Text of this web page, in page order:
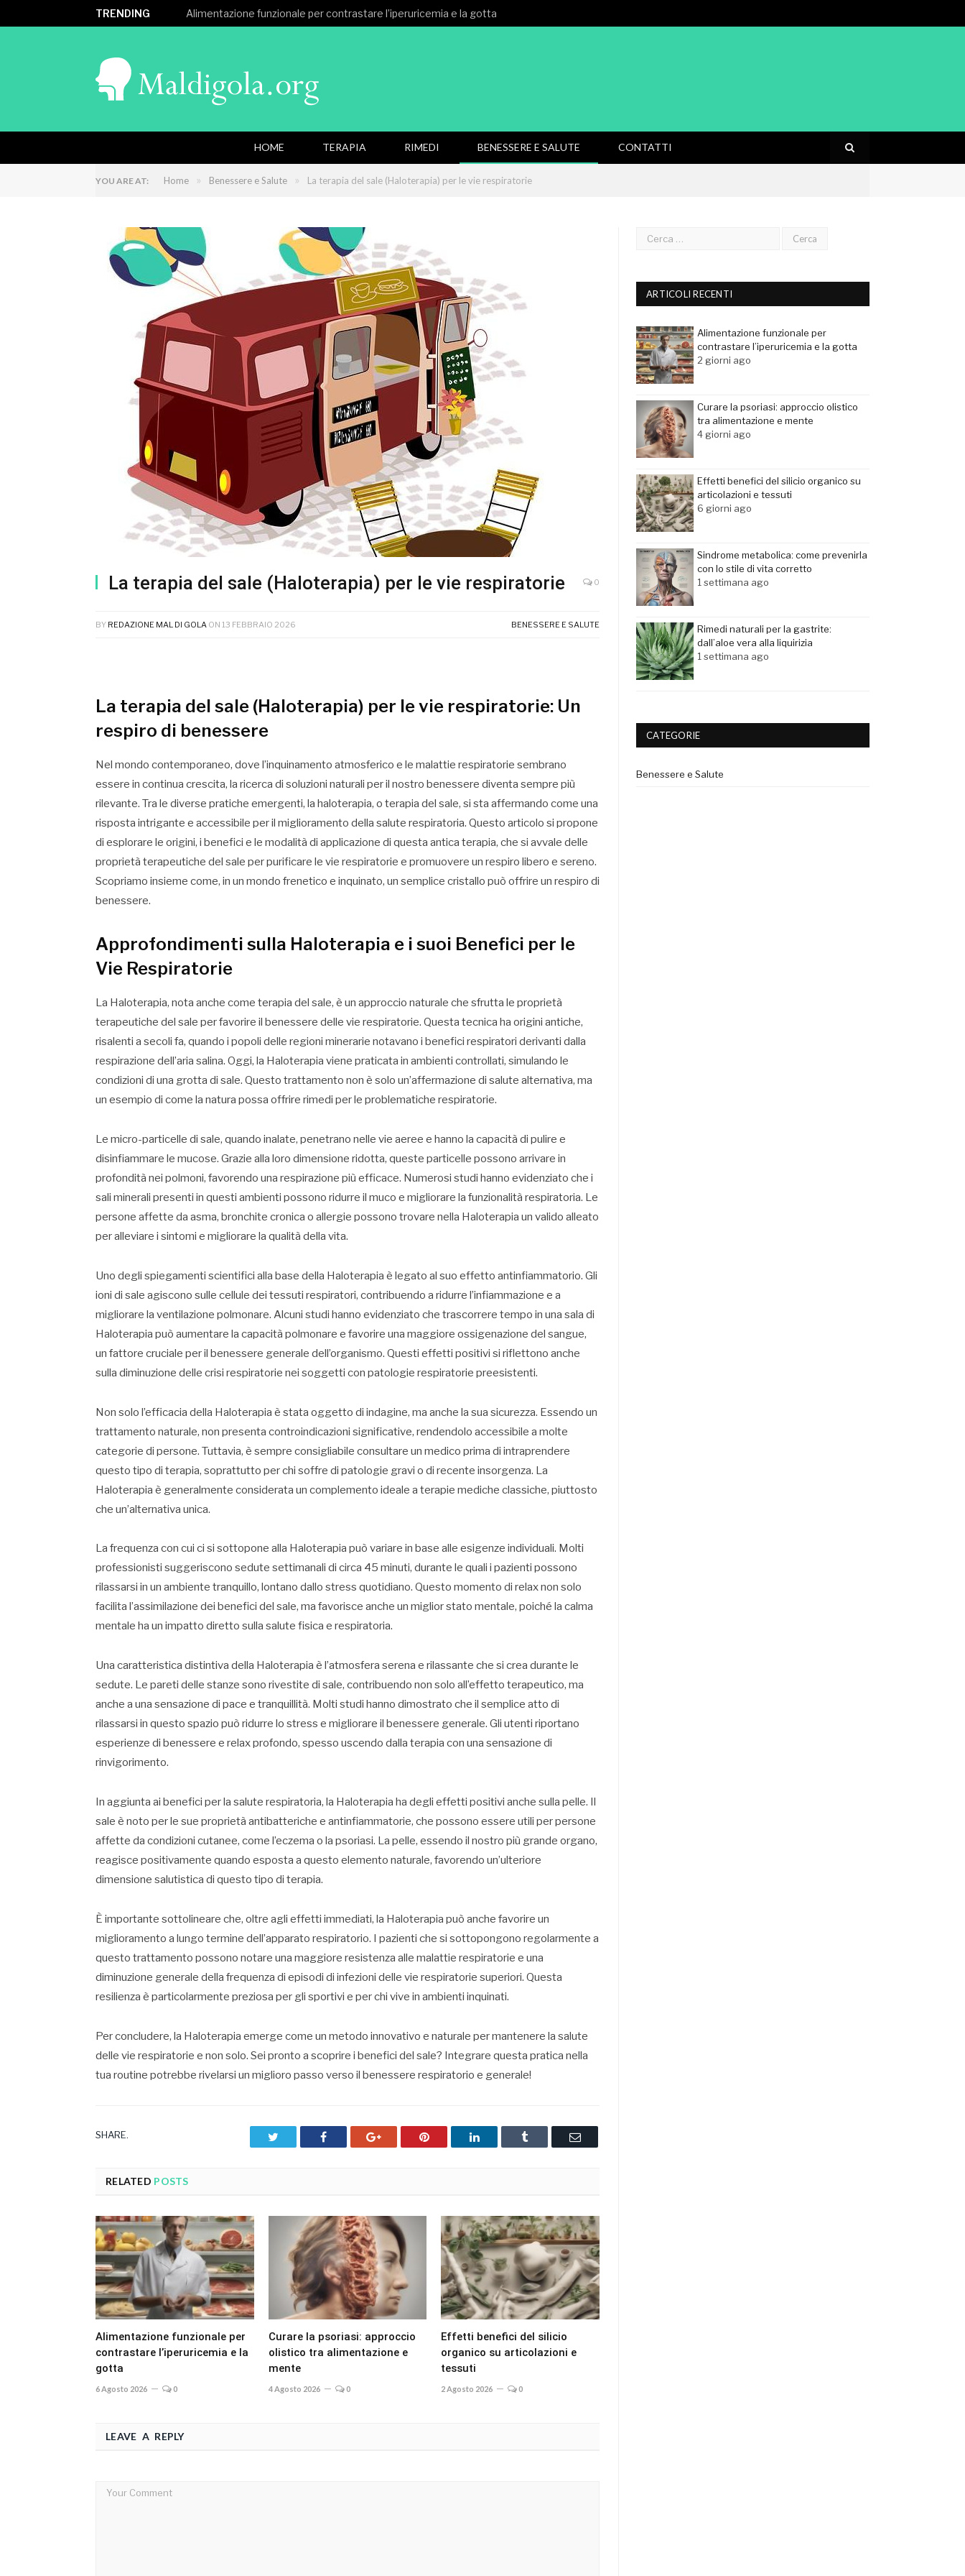
TRENDING Alimentazione funzionale per contrastare l’iperuricemia e la gotta
HOME TERAPIA RIMEDI BENESSERE E SALUTE CONTATTI
YOU ARE AT: Home » Benessere e Salute » La terapia del sale (Haloterapia) per le vie respiratorie
La terapia del sale (Haloterapia) per le vie respiratorie 0
BY REDAZIONE MAL DI GOLA ON 13 FEBBRAIO 2026 BENESSERE E SALUTE
La terapia del sale (Haloterapia) per le vie respiratorie: Un
respiro di benessere
Nel mondo contemporaneo, dove l’inquinamento atmosferico e le malattie respiratorie sembrano
essere in continua crescita, la ricerca di soluzioni naturali per il nostro benessere diventa sempre più
rilevante. Tra le diverse pratiche emergenti, la haloterapia, o terapia del sale, si sta affermando come una
risposta intrigante e accessibile per il miglioramento della salute respiratoria. Questo articolo si propone
di esplorare le origini, i benefici e le modalità di applicazione di questa antica terapia, che si avvale delle
proprietà terapeutiche del sale per purificare le vie respiratorie e promuovere un respiro libero e sereno.
Scopriamo insieme come, in un mondo frenetico e inquinato, un semplice cristallo può offrire un respiro di
benessere.
Approfondimenti sulla Haloterapia e i suoi Benefici per le
Vie Respiratorie
La Haloterapia, nota anche come terapia del sale, è un approccio naturale che sfrutta le proprietà
terapeutiche del sale per favorire il benessere delle vie respiratorie. Questa tecnica ha origini antiche,
risalenti a secoli fa, quando i popoli delle regioni minerarie notavano i benefici respiratori derivanti dalla
respirazione dell’aria salina. Oggi, la Haloterapia viene praticata in ambienti controllati, simulando le
condizioni di una grotta di sale. Questo trattamento non è solo un’affermazione di salute alternativa, ma
un esempio di come la natura possa offrire rimedi per le problematiche respiratorie.
Le micro-particelle di sale, quando inalate, penetrano nelle vie aeree e hanno la capacità di pulire e
disinfiammare le mucose. Grazie alla loro dimensione ridotta, queste particelle possono arrivare in
profondità nei polmoni, favorendo una respirazione più efficace. Numerosi studi hanno evidenziato che i
sali minerali presenti in questi ambienti possono ridurre il muco e migliorare la funzionalità respiratoria. Le
persone affette da asma, bronchite cronica o allergie possono trovare nella Haloterapia un valido alleato
per alleviare i sintomi e migliorare la qualità della vita.
Uno degli spiegamenti scientifici alla base della Haloterapia è legato al suo effetto antinfiammatorio. Gli
ioni di sale agiscono sulle cellule dei tessuti respiratori, contribuendo a ridurre l’infiammazione e a
migliorare la ventilazione polmonare. Alcuni studi hanno evidenziato che trascorrere tempo in una sala di
Haloterapia può aumentare la capacità polmonare e favorire una maggiore ossigenazione del sangue,
un fattore cruciale per il benessere generale dell’organismo. Questi effetti positivi si riflettono anche
sulla diminuzione delle crisi respiratorie nei soggetti con patologie respiratorie preesistenti.
Non solo l’efficacia della Haloterapia è stata oggetto di indagine, ma anche la sua sicurezza. Essendo un
trattamento naturale, non presenta controindicazioni significative, rendendolo accessibile a molte
categorie di persone. Tuttavia, è sempre consigliabile consultare un medico prima di intraprendere
questo tipo di terapia, soprattutto per chi soffre di patologie gravi o di recente insorgenza. La
Haloterapia è generalmente considerata un complemento ideale a terapie mediche classiche, piuttosto
che un’alternativa unica.
La frequenza con cui ci si sottopone alla Haloterapia può variare in base alle esigenze individuali. Molti
professionisti suggeriscono sedute settimanali di circa 45 minuti, durante le quali i pazienti possono
rilassarsi in un ambiente tranquillo, lontano dallo stress quotidiano. Questo momento di relax non solo
facilita l’assimilazione dei benefici del sale, ma favorisce anche un miglior stato mentale, poiché la calma
mentale ha un impatto diretto sulla salute fisica e respiratoria.
Una caratteristica distintiva della Haloterapia è l’atmosfera serena e rilassante che si crea durante le
sedute. Le pareti delle stanze sono rivestite di sale, contribuendo non solo all’effetto terapeutico, ma
anche a una sensazione di pace e tranquillità. Molti studi hanno dimostrato che il semplice atto di
rilassarsi in questo spazio può ridurre lo stress e migliorare il benessere generale. Gli utenti riportano
esperienze di benessere e relax profondo, spesso uscendo dalla terapia con una sensazione di
rinvigorimento.
In aggiunta ai benefici per la salute respiratoria, la Haloterapia ha degli effetti positivi anche sulla pelle. Il
sale è noto per le sue proprietà antibatteriche e antinfiammatorie, che possono essere utili per persone
affette da condizioni cutanee, come l’eczema o la psoriasi. La pelle, essendo il nostro più grande organo,
reagisce positivamente quando esposta a questo elemento naturale, favorendo un’ulteriore
dimensione salutistica di questo tipo di terapia.
È importante sottolineare che, oltre agli effetti immediati, la Haloterapia può anche favorire un
miglioramento a lungo termine dell’apparato respiratorio. I pazienti che si sottopongono regolarmente a
questo trattamento possono notare una maggiore resistenza alle malattie respiratorie e una
diminuzione generale della frequenza di episodi di infezioni delle vie respiratorie superiori. Questa
resilienza è particolarmente preziosa per gli sportivi e per chi vive in ambienti inquinati.
Per concludere, la Haloterapia emerge come un metodo innovativo e naturale per mantenere la salute
delle vie respiratorie e non solo. Sei pronto a scoprire i benefici del sale? Integrare questa pratica nella
tua routine potrebbe rivelarsi un miglioro passo verso il benessere respiratorio e generale!
SHARE. Facebook Google+ Pinterest LinkedIn Tumblr Email
RELATED POSTS
Alimentazione funzionale per
contrastare l’iperuricemia e la
gotta
6 Agosto 2026 0
Curare la psoriasi: approccio
olistico tra alimentazione e
mente
4 Agosto 2026 0
Effetti benefici del silicio
organico su articolazioni e
tessuti
2 Agosto 2026 0
LEAVE A REPLY
ARTICOLI RECENTI
Alimentazione funzionale per
contrastare l’iperuricemia e la gotta
2 giorni ago
Curare la psoriasi: approccio olistico
tra alimentazione e mente
4 giorni ago
Effetti benefici del silicio organico su
articolazioni e tessuti
6 giorni ago
Sindrome metabolica: come prevenirla
con lo stile di vita corretto
1 settimana ago
Rimedi naturali per la gastrite:
dall’aloe vera alla liquirizia
1 settimana ago
CATEGORIE
Benessere e Salute